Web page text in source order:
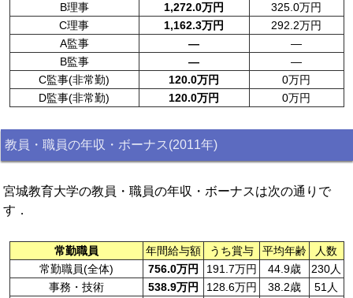
B理事
1,272.0万円
325.0万円
C理事
1,162.3万円
292.2万円
A監事
—
—
B監事
—
—
C監事(非常勤)
120.0万円
0万円
D監事(非常勤)
120.0万円 0万円
教員・職員の年収・ボーナス(2011年)
宮城教育大学の教員・職員の年収・ボーナスは次の通りで
す．
常勤職員 年間給与額 うち賞与 平均年齢
人数
常勤職員(全体)
756.0万円 191.7万円 44.9歳
230人
事務・技術
538.9万円 128.6万円 38.2歳
51人